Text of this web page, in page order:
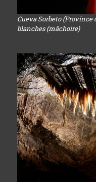
Cueva Sorbeto
blanches (mâchoire)